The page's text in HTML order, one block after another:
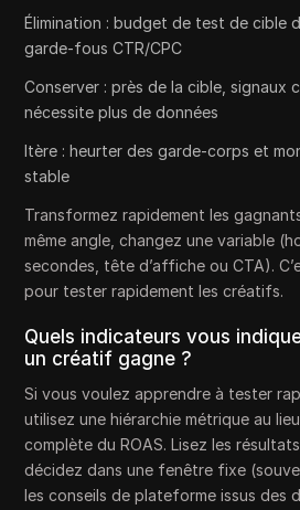
Élimination : budget de test de cible
garde-fous CTR/CPC
Conserver : près de la cible, signaux
nécessite plus de données
Itère : heurter des garde-corps et
stable
Transformez rapidement les
même angle, changez une variable
secondes, tête d’affiche ou CTA).
pour tester rapidement les créatifs.
Quels indicateurs vous
un créatif gagne ?
Si vous voulez apprendre à tester
utilisez une hiérarchie métrique au
complète du ROAS. Lisez les
décidez dans une fenêtre fixe
les conseils de plateforme issus des